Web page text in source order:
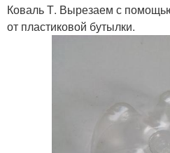
Коваль Т. Вырезаем с
от пластиковой бутылки.